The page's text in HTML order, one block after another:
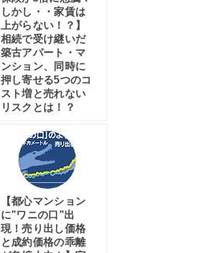
しかし・・家賃は
上がらない！？】
相続で受け継いだ
築古アパート・マ
ンション、同時に
押し寄せる5つのコ
スト増と売れない
リスクとは！？
【都心マンション
に"ワニの口"出
現！売り出し価格
と成約価格の乖離